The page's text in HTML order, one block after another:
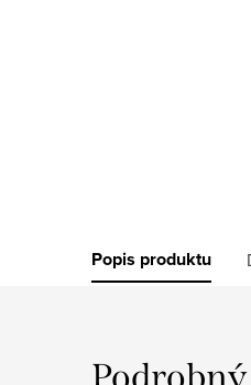
Popis produktu